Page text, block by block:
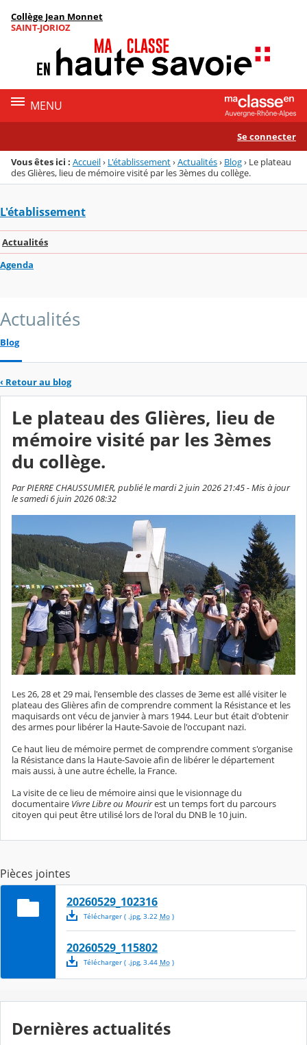
Menu de la rubrique
Contenu
Collège Jean Monnet
SAINT-JORIOZ
MENU
Se connecter
Vous êtes ici : Accueil› L'établissement›Actualités› Blog› Le plateau
des Glières, lieu de mémoire visité par les 3èmes du collège.
L'établissement
Actualités
Agenda
Actualités
Blog
‹ Retour au blog
Le plateau des Glières, lieu de
mémoire visité par les 3èmes
du collège.
Par PIERRE CHAUSSUMIER, publié le mardi 2 juin 2026 21:45 - Mis à jour
le samedi 6 juin 2026 08:32
Les 26, 28 et 29 mai, l'ensemble des classes de 3eme est allé visiter le
plateau des Glières afin de comprendre comment la Résistance et les
maquisards ont vécu de janvier à mars 1944. Leur but était d'obtenir
des armes pour libérer la Haute-Savoie de l'occupant nazi.
Ce haut lieu de mémoire permet de comprendre comment s'organise
la Résistance dans la Haute-Savoie afin de libérer le département
mais aussi, à une autre échelle, la France.
La visite de ce lieu de mémoire ainsi que le visionnage du
documentaire Vivre Libre ou Mourirest un temps fort du parcours
citoyen qui peut être utilisé lors de l'oral du DNB le 10 juin.
Pièces jointes
20260529_102316
Télécharger( .jpg, 3.22 Mo)
20260529_115802
Télécharger( .jpg, 3.44 Mo)
Dernières actualités